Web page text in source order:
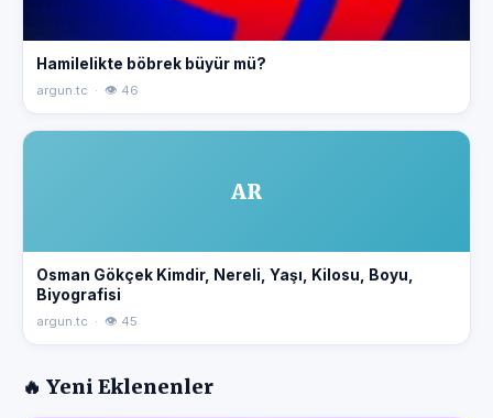
Hamilelikte böbrek büyür mü?
argun.tc · 👁 46
AR
Osman Gökçek Kimdir, Nereli, Yaşı, Kilosu, Boyu,
Biyografisi
argun.tc · 👁 45
🔥 Yeni Eklenenler